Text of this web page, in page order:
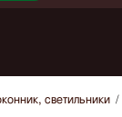
светильники